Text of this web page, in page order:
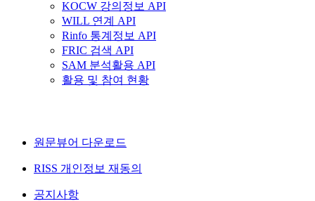
KOCW 강의정보 API
WILL 연계 API
Rinfo 통계정보 API
FRIC 검색 API
SAM 분석활용 API
활용 및 참여 현황
원문뷰어 다운로드
RISS 개인정보 재동의
공지사항